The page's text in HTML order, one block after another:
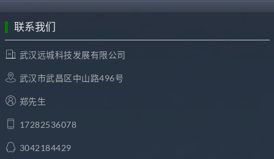
联系我们
武汉远城科技发展有限公司
武汉市武昌区中山路496号
郑先生
17282536078
3042184429